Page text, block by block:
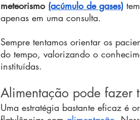
meteorismo (acúmulo de gases)
apenas em uma consulta.
Sempre tentamos orientar os
do tempo, valorizando o
instituídas.
Alimentação pode fazer
Uma estratégia bastante eficaz é